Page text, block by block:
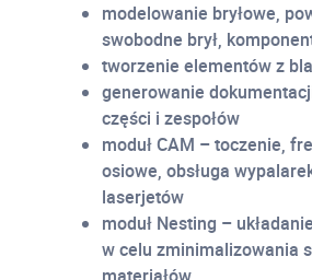
modelowanie bryłowe,
swobodne brył,
tworzenie elementów z
generowanie
części i zespołów
moduł CAM – toczenie,
osiowe, obsługa
laserjetów
moduł Nesting –
w celu zminimalizowania